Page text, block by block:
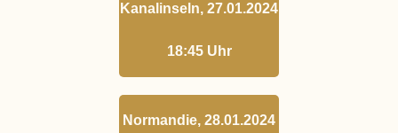
Kanalinseln, 27.01.2024
18:45 Uhr
Normandie, 28.01.2024